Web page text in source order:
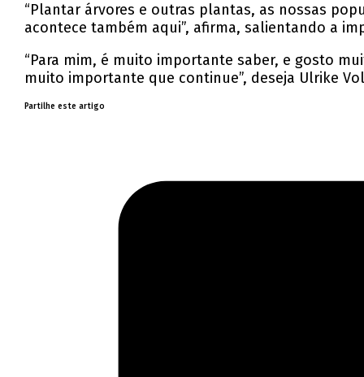
“Plantar árvores e outras plantas, as nossas
acontece também aqui”, afirma, salientando a
“Para mim, é muito importante saber, e gosto
muito importante que continue”, deseja Ulrike
Partilhe este artigo